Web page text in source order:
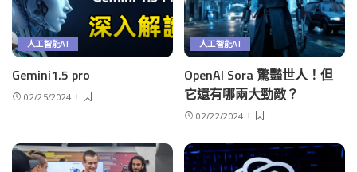
人工智能AI
Gemini1.5 pro
02/25/2024
人工智能AI
OpenAI Sora 驚豔世人！但
它還有哪兩大勁敵？
02/22/2024